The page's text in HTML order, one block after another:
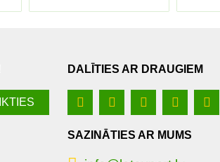
DALĪTIES AR DRAUGIEM
SAZINĀTIES AR MUMS